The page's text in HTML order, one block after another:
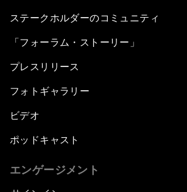
ステークホルダーのコミュニティ
「フォーラム・ストーリー」
プレスリリース
フォトギャラリー
ビデオ
ポッドキャスト
エンゲージメント